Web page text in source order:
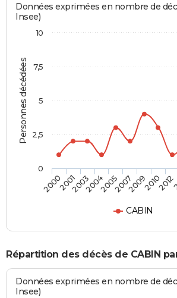
Personnes décédées
Données exprimées en nombre de
Insee)
CABIN
200020012003200420052007200920102012
0
10
2,5
5
7,5
Répartition des décès de CABIN
Données exprimées en nombre de
Insee)